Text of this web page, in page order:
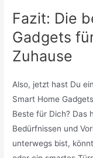
Fazit: Die
Gadgets
Zuhause
Also, jetzt hast Du
Smart Home
Beste für Dich? Das
Bedürfnissen und
unterwegs bist,